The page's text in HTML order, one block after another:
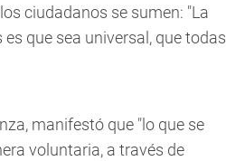
ciudadanos se sumen: "La
que sea universal, que todas
manifestó que "lo que se
voluntaria, a través de